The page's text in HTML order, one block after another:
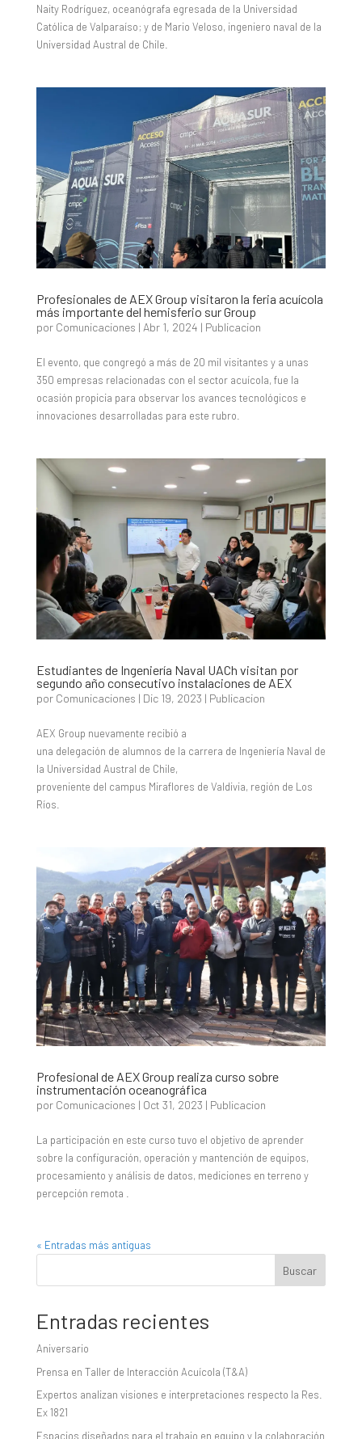
Naity Rodríguez, oceanógrafa egresada de la Universidad
Católica de Valparaíso; y de Mario Veloso, ingeniero naval de la
Universidad Austral de Chile.
Profesionales de AEX Group visitaron la feria acuícola
más importante del hemisferio sur Group
por Comunicaciones | Abr 1, 2024 | Publicacion
El evento, que congregó a más de 20 mil visitantes y a unas
350 empresas relacionadas con el sector acuícola, fue la
ocasión propicia para observar los avances tecnológicos e
innovaciones desarrolladas para este rubro.
Estudiantes de Ingeniería Naval UACh visitan por
segundo año consecutivo instalaciones de AEX
por Comunicaciones | Dic 19, 2023 | Publicacion
AEX Group nuevamente recibió a
una delegación de alumnos de la carrera de Ingeniería Naval de
la Universidad Austral de Chile,
proveniente del campus Miraflores de Valdivia, región de Los
Ríos.
Profesional de AEX Group realiza curso sobre
instrumentación oceanográfica
por Comunicaciones | Oct 31, 2023 | Publicacion
La participación en este curso tuvo el objetivo de aprender
sobre la configuración, operación y mantención de equipos,
procesamiento y análisis de datos, mediciones en terreno y
percepción remota .
« Entradas más antiguas
Buscar
Entradas recientes
Aniversario
Prensa en Taller de Interacción Acuícola (T&A)
Expertos analizan visiones e interpretaciones respecto la Res.
Ex 1821
Espacios diseñados para el trabajo en equipo y la colaboración